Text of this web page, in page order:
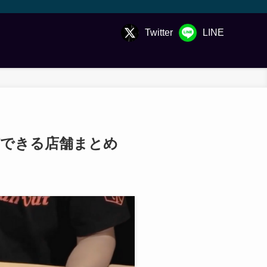
Twitter LINE
きる店舗まとめ